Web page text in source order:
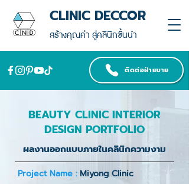
สร้างคุณค่า สู่คลินิกชั้นนำ
CLINIC DECCOR
ติดต่อฝ่ายขาย
BEAUTY CLINIC INTERIOR
DESIGN PORTFOLIO
ผลงานออกแบบภายในคลินิกความงาม
Project Name : Miyong Clinic